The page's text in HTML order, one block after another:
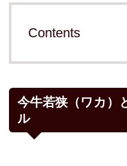
Contents
今牛若狭（ワカ）
ル